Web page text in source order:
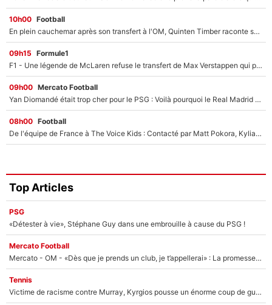
10h00 Football
En plein cauchemar après son transfert à l'OM, Quinten Timber raconte ses doutes après sa signature à Marseille
09h15 Formule1
F1 - Une légende de McLaren refuse le transfert de Max Verstappen qui pourrait «faire des vagues» et plomber l'ambiance dans l'équipe
09h00 Mercato Football
Yan Diomandé était trop cher pour le PSG : Voilà pourquoi le Real Madrid a accepté de payer la somme record de 140M€ pour boucler son transfert !
08h00 Football
De l'équipe de France à The Voice Kids : Contacté par Matt Pokora, Kylian Mbappé a accepté de jouer un rôle inédit sur TF1 !
Top Articles
PSG
«Détester à vie», Stéphane Guy dans une embrouille à cause du PSG !
Mercato Football
Mercato - OM - «Dès que je prends un club, je t’appellerai» : La promesse de Marcelino au moment de claquer la porte
Tennis
Victime de racisme contre Murray, Kyrgios pousse un énorme coup de gueule !